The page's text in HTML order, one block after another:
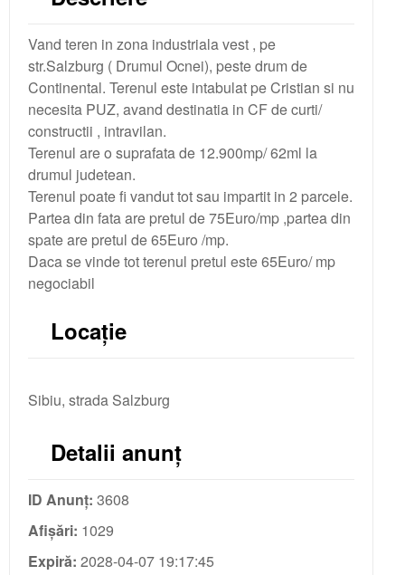
Vand teren in zona industriala vest , pe
str.Salzburg ( Drumul Ocnei), peste drum de
Continental. Terenul este intabulat pe Cristian si nu
necesita PUZ, avand destinatia in CF de curti/
constructii , intravilan.
Terenul are o suprafata de 12.900mp/ 62ml la
drumul judetean.
Terenul poate fi vandut tot sau impartit in 2 parcele.
Partea din fata are pretul de 75Euro/mp ,partea din
spate are pretul de 65Euro /mp.
Daca se vinde tot terenul pretul este 65Euro/ mp
negociabil
Locație
Sibiu, strada Salzburg
Detalii anunț
ID Anunț: 3608
Afișări: 1029
Expiră: 2028-04-07 19:17:45